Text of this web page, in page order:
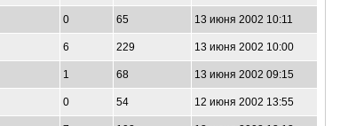
0 65 13 июня 2002 10:11
6 229 13 июня 2002 10:00
1 68 13 июня 2002 09:15
0 54 12 июня 2002 13:55